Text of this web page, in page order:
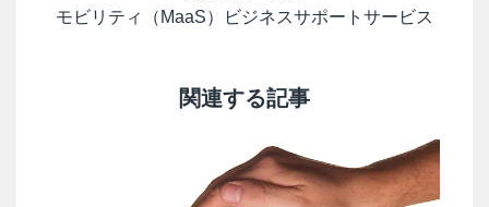
モビリティ（MaaS）ビジネスサポートサービス
関連する記事